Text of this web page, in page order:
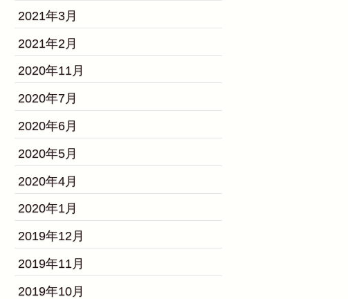
2021年3月
2021年2月
2020年11月
2020年7月
2020年6月
2020年5月
2020年4月
2020年1月
2019年12月
2019年11月
2019年10月